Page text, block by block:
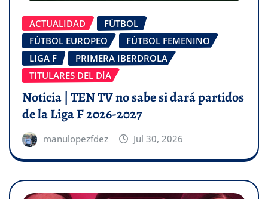
ACTUALIDAD
FÚTBOL
FÚTBOL EUROPEO
FÚTBOL FEMENINO
LIGA F
PRIMERA IBERDROLA
TITULARES DEL DÍA
Noticia | TEN TV no sabe si dará partidos
de la Liga F 2026-2027
manulopezfdez Jul 30, 2026